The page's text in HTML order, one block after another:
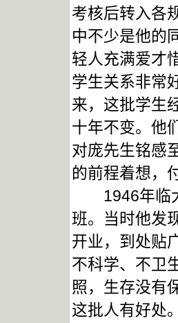
考核后转入各
中不少是他的
轻人充满爱才
学生关系非常
来，这批学生
十年不变。他
对庞先生铭感
的前程着想，
1946年临大
班。当时他发
开业，到处贴
不科学、不卫
照，生存没有
这批人有好处